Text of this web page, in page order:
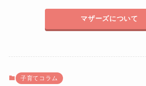
マザーズについて
子育てコラム